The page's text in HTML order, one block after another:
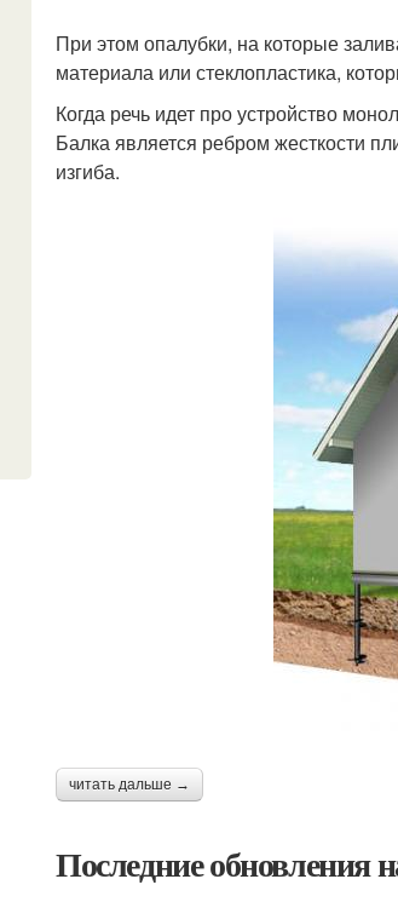
При этом опалубки, на которые
материала или стеклопластика,
Когда речь идет про устройство
Балка является ребром жесткости
изгиба.
читать дальше →
Последние обновления